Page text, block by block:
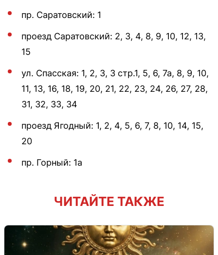
пр. Саратовский: 1
проезд Саратовский: 2, 3, 4, 8, 9, 10, 12, 13,
15
ул. Спасская: 1, 2, 3, 3 стр.1, 5, 6, 7а, 8, 9, 10,
11, 13, 16, 18, 19, 20, 21, 22, 23, 24, 26, 27, 28,
31, 32, 33, 34
проезд Ягодный: 1, 2, 4, 5, 6, 7, 8, 10, 14, 15,
20
пр. Горный: 1а
ЧИТАЙТЕ ТАКЖЕ